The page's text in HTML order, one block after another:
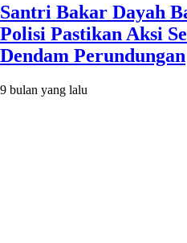
Santri Bakar Dayah
Polisi Pastikan Aksi
Dendam Perundungan
9 bulan yang lalu